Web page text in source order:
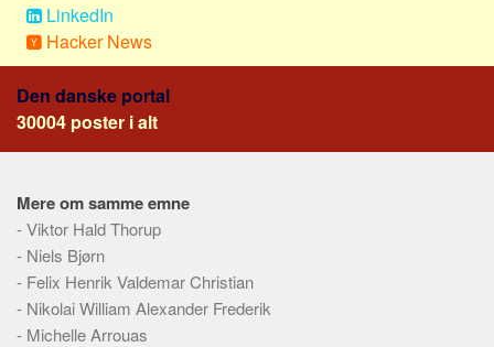
Jura og regler
Skatter og afgifter
Praktisk
Alle
Dokumenttyper
Emner
Skribenter
Personer
LinkedIn
Hacker News
Den danske portal
30004 poster i alt
Mere om samme emne
-Viktor Hald Thorup
- Niels Bjørn
- Felix Henrik Valdemar Christian
- Nikolai William Alexander Frederik
- Michelle Arrouas